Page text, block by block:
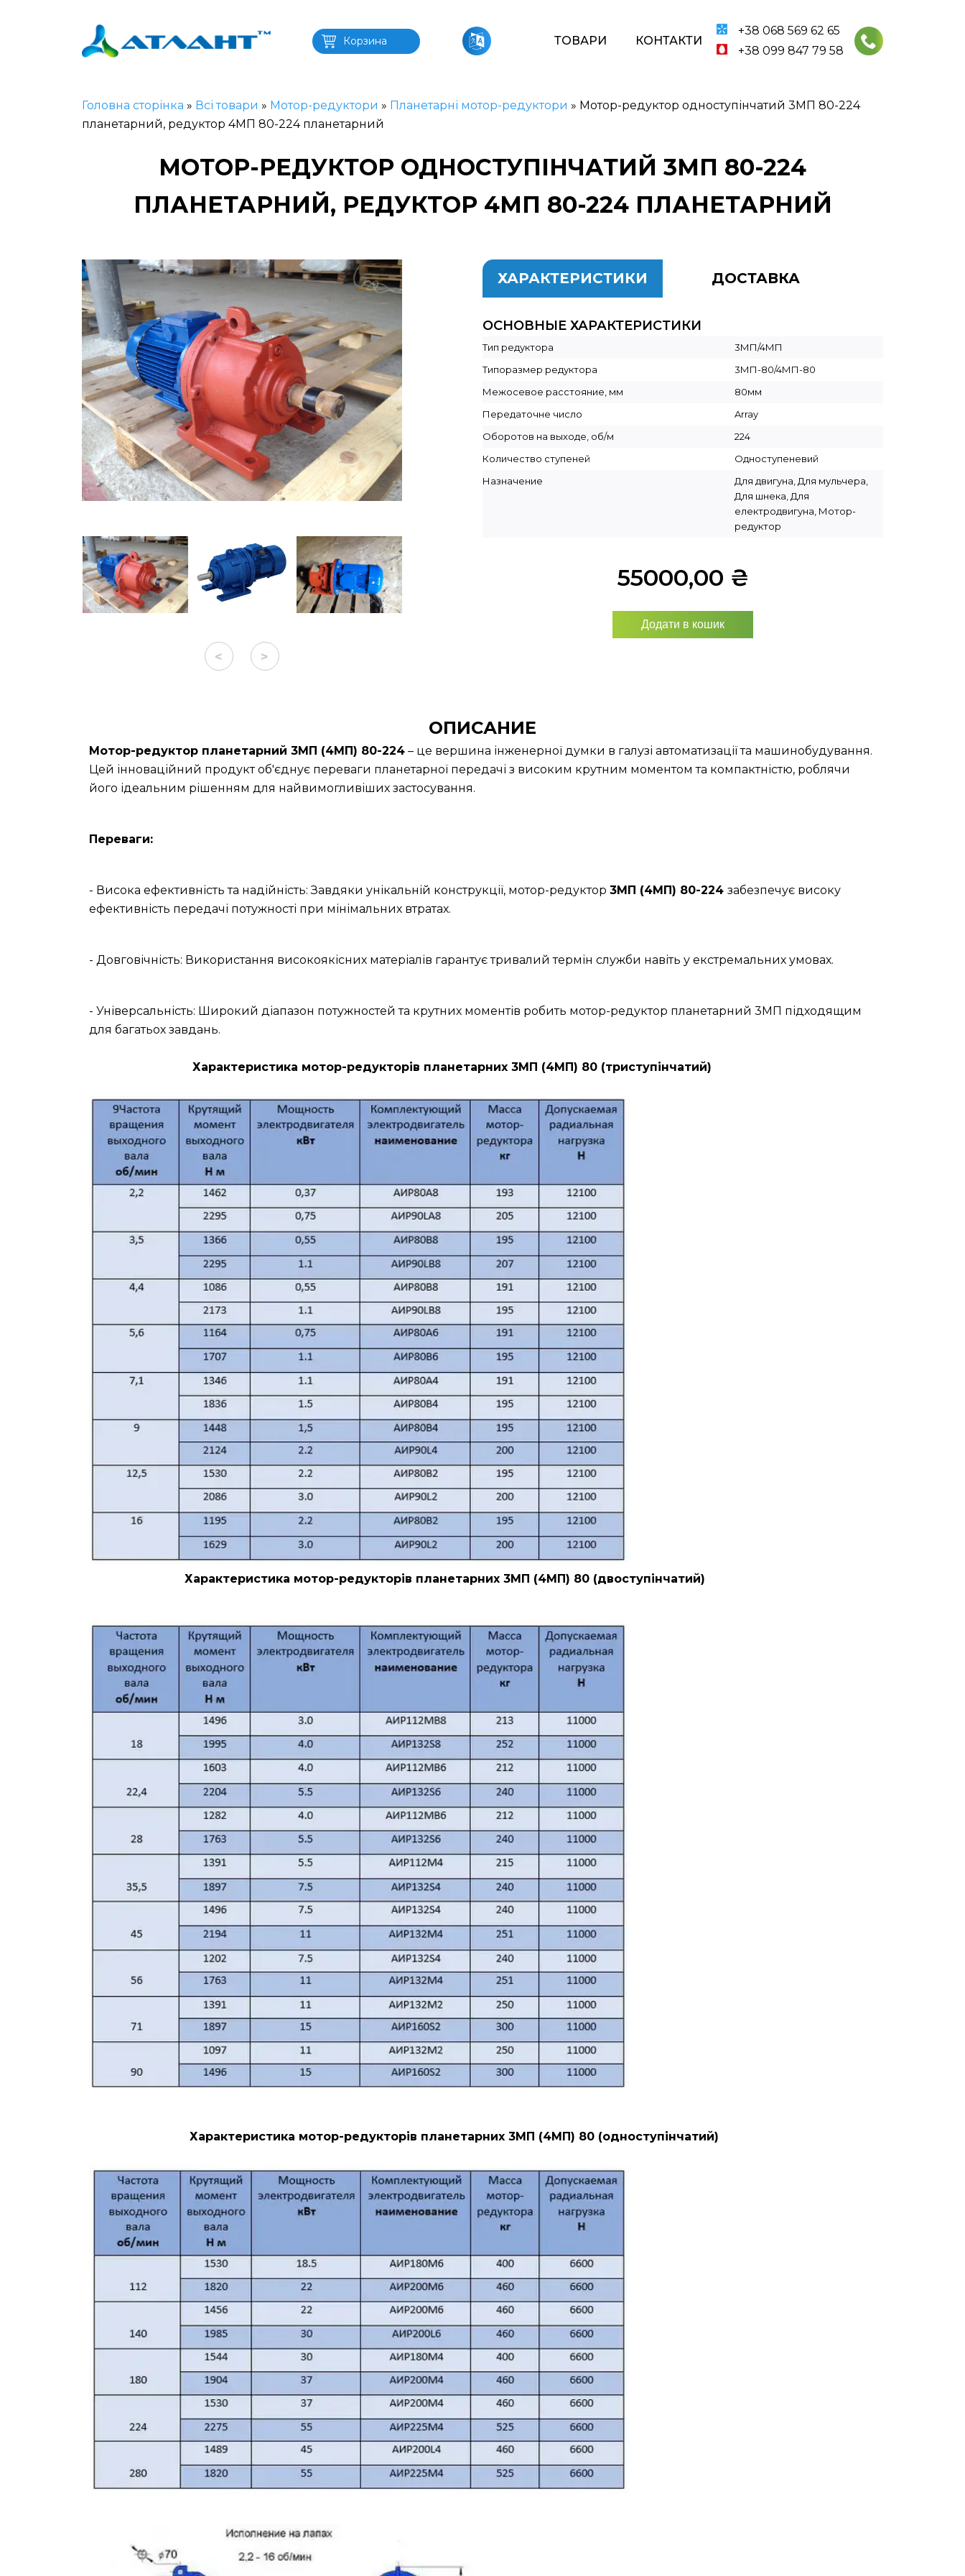
Корзина ТОВАРИ КОНТАКТИ
+38 068 569 62 65
+38 099 847 79 58
Головна сторінка » Всі товари » Мотор-редуктори » Планетарні мотор-редуктори » Мотор-редуктор одноступінчатий 3МП 80-224
планетарний, редуктор 4МП 80-224 планетарний
МОТОР-РЕДУКТОР ОДНОСТУПІНЧАТИЙ 3МП 80-224
ПЛАНЕТАРНИЙ, РЕДУКТОР 4МП 80-224 ПЛАНЕТАРНИЙ
< >
ХАРАКТЕРИСТИКИ ДОСТАВКА
ОСНОВНЫЕ ХАРАКТЕРИСТИКИ
Тип редуктора
3МП/4МП
Типоразмер редуктора
3МП-80/4МП-80
Межосевое расстояние, мм
80мм
Передаточне число
Array
Оборотов на выходе, об/м
224
Количество ступеней
Одноступеневий
Назначение
Для двигуна, Для мульчера,
Для шнека, Для
електродвигуна, Мотор-
редуктор
55000,00 ₴
Додати в кошик
ОПИСАНИЕ
Мотор-редуктор планетарний 3МП (4МП) 80-224– це вершина інженерної думки в галузі автоматизації та машинобудування.
Цей інноваційний продукт об'єднує переваги планетарної передачі з високим крутним моментом та компактністю, роблячи
його ідеальним рішенням для найвимогливіших застосування.
Переваги:
- Висока ефективність та надійність: Завдяки унікальній конструкції, мотор-редуктор 3МП (4МП) 80-224 забезпечує високу
ефективність передачі потужності при мінімальних втратах.
- Довговічність: Використання високоякісних матеріалів гарантує тривалий термін служби навіть у екстремальних умовах.
- Універсальність: Широкий діапазон потужностей та крутних моментів робить мотор-редуктор планетарний 3МП підходящим
для багатьох завдань.
Характеристика мотор-редукторів планетарних 3МП (4МП) 80 (триступінчатий)
Характеристика мотор-редукторів планетарних 3МП (4МП) 80 (двоступінчатий)
Характеристика мотор-редукторів планетарних 3МП (4МП) 80 (одноступінчатий)